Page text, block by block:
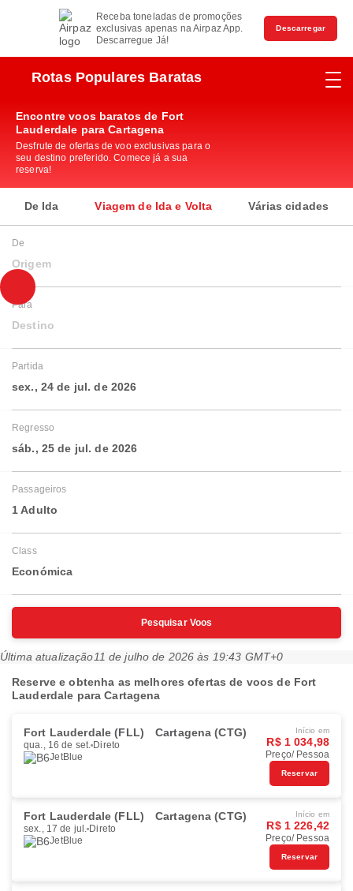
Receba toneladas de promoções
exclusivas apenas na Airpaz App.
Descarregue Já!
Descarregar
Rotas Populares Baratas
Encontre voos baratos de Fort
Lauderdale para Cartagena
Desfrute de ofertas de voo exclusivas para o
seu destino preferido. Comece já a sua
reserva!
De Ida Viagem de Ida e Volta Várias cidades
De
Origem
Para
Destino
Partida
sex., 24 de jul. de 2026
Regresso
sáb., 25 de jul. de 2026
Passageiros
1 Adulto
Class
Económica
Pesquisar Voos
Última atualização11 de julho de 2026 às 19:43 GMT+0
Reserve e obtenha as melhores ofertas de voos de Fort
Lauderdale para Cartagena
Fort Lauderdale (FLL) Cartagena (CTG)
qua., 16 de set. Direto
JetBlue
Início em
R$ 1 034,98
Preço/ Pessoa
Reservar
Fort Lauderdale (FLL) Cartagena (CTG)
sex., 17 de jul. Direto
JetBlue
Início em
R$ 1 226,42
Preço/ Pessoa
Reservar